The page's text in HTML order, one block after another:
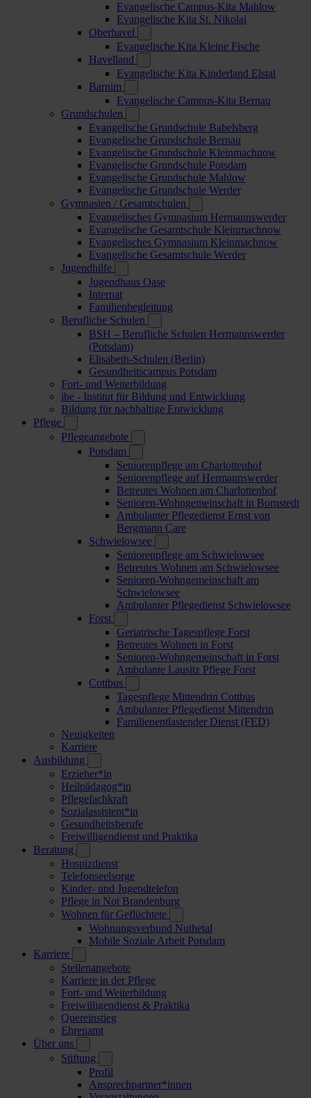
Evangelische Campus-Kita Mahlow
Evangelische Kita St. Nikolai
Oberhavel
Evangelische Kita Kleine Fische
Havelland
Evangelische Kita Kinderland Elstal
Barnim
Evangelische Campus-Kita Bernau
Grundschulen
Evangelische Grundschule Babelsberg
Evangelische Grundschule Bernau
Evangelische Grundschule Kleinmachnow
Evangelische Grundschule Potsdam
Evangelische Grundschule Mahlow
Evangelische Grundschule Werder
Gymnasien / Gesamtschulen
Evangelisches Gymnasium Hermannswerder
Evangelische Gesamtschule Kleinmachnow
Evangelisches Gymnasium Kleinmachnow
Evangelische Gesamtschule Werder
Jugendhilfe
Jugendhaus Oase
Internat
Familienbegleitung
Berufliche Schulen
BSH – Berufliche Schulen Hermannswerder
(Potsdam)
Elisabeth-Schulen (Berlin)
Gesundheitscampus Potsdam
Fort- und Weiterbildung
ibe - Institut für Bildung und Entwicklung
Bildung für nachhaltige Entwicklung
Pflege
Pflegeangebote
Potsdam
Seniorenpflege am Charlottenhof
Seniorenpflege auf Hermannswerder
Betreutes Wohnen am Charlottenhof
Senioren-Wohngemeinschaft in Bornstedt
Ambulanter Pflegedienst Ernst von
Bergmann Care
Schwielowsee
Seniorenpflege am Schwielowsee
Betreutes Wohnen am Schwielowsee
Senioren-Wohngemeinschaft am
Schwielowsee
Ambulanter Pflegedienst Schwielowsee
Forst
Geriatrische Tagespflege Forst
Betreutes Wohnen in Forst
Senioren-Wohngemeinschaft in Forst
Ambulante Lausitz Pflege Forst
Cottbus
Tagespflege Mittendrin Cottbus
Ambulanter Pflegedienst Mittendrin
Familienentlastender Dienst (FED)
Neuigkeiten
Karriere
Ausbildung
Erzieher*in
Heilpädagog*in
Pflegefachkraft
Sozialassistent*in
Gesundheitsberufe
Freiwilligendienst und Praktika
Beratung
Hospizdienst
Telefonseelsorge
Kinder- und Jugendtelefon
Pflege in Not Brandenburg
Wohnen für Geflüchtete
Wohnungsverbund Nuthetal
Mobile Soziale Arbeit Potsdam
Karriere
Stellenangebote
Karriere in der Pflege
Fort- und Weiterbildung
Freiwilligendienst & Praktika
Quereinstieg
Ehrenamt
Über uns
Stiftung
Profil
Ansprechpartner*innen